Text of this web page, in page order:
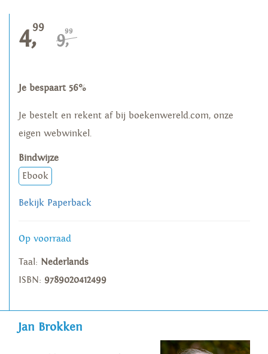
4,99
9,99
Je bespaart 56%
Je bestelt en rekent af bij boekenwereld.com, onze
eigen webwinkel.
Bindwijze
Ebook
Bekijk Paperback
Op voorraad
Taal: Nederlands
ISBN: 9789020412499
Jan Brokken